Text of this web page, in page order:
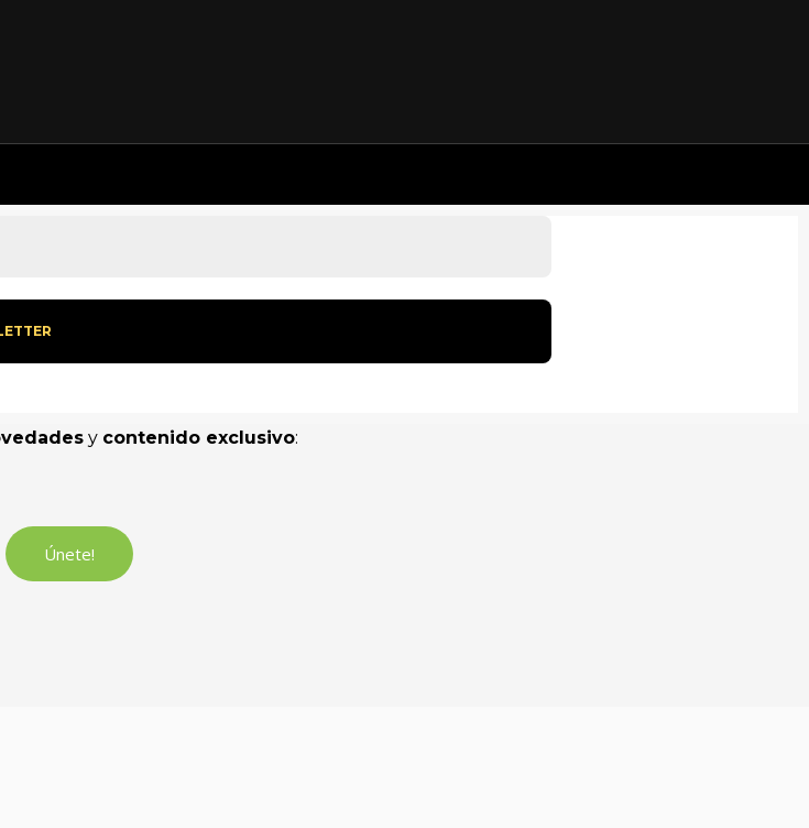
y contenido exclusivo:
Únete!